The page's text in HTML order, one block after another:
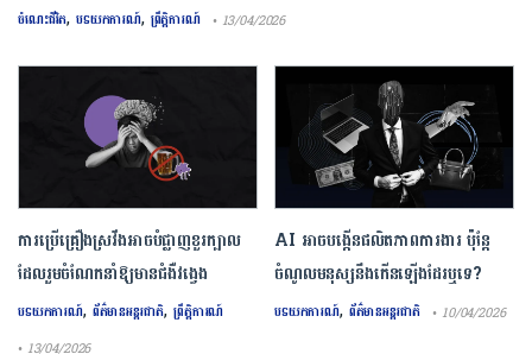
ចំណេះជីវិត, បទយកការណ៍, ព្រឹត្តិការណ៍ • 13/04/2026
ការ​ប្រើគ្រឿង​ស្រវឹង​អាចបំផ្លាញ​ខួរក្បាល
ដែល​រួមចំណែក​នាំឱ្យ​មាន​ជំងឺ​វង្វេង
បទយកការណ៍, ព័ត៌មានអន្តរជាតិ,ព្រឹត្តិការណ៍
• 13/04/2026
AI អាចបង្កើនផលិតភាពការងារ ប៉ុន្តែ
ចំណូលមនុស្សនឹងកើនឡើងដែរឬទេ?
បទយកការណ៍, ព័ត៌មានអន្តរជាតិ • 10/04/2026